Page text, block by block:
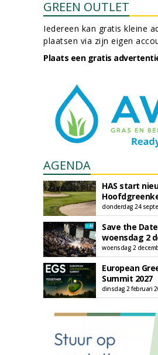
GREEN OUTLET
Iedereen kan gratis kleine
plaatsen via zijn eigen
Plaats een gratis
AGENDA
HAS start
donderdag 24
Save the
woensdag 2
woensdag 2
European
Summit 2027
dinsdag 2 februari